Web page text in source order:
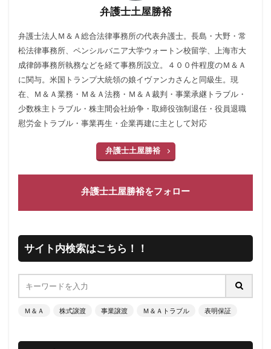
弁護士土屋勝裕
弁護士法人Ｍ＆Ａ総合法律事務所の代表弁護士。長島・大野・常
松法律事務所、ペンシルバニア大学ウォートン校留学、上海市大
成律師事務所執務などを経て事務所設立。４００件程度のＭ＆Ａ
に関与。米国トランプ大統領の娘イヴァンカさんと同級生。現
在、Ｍ＆Ａ業務・Ｍ＆Ａ法務・Ｍ＆Ａ裁判・事業承継トラブル・
少数株主トラブル・株主間会社紛争・取締役強制退任・役員退職
慰労金トラブル・事業再生・企業再建に主として対応
弁護士土屋勝裕
弁護士土屋勝裕をフォロー
サイト内検索はこちら！！
Ｍ＆Ａ 株式譲渡 事業譲渡 Ｍ＆Ａトラブル 表明保証